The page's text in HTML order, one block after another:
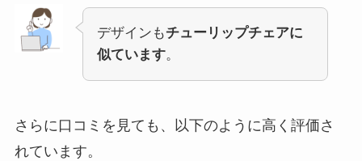
デザインもチューリップチェアに
似ています。
さらに口コミを見ても、以下のように高く評価さ
れています。